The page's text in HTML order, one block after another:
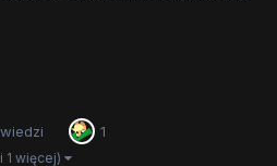
jak wyglądają ich relacje oraz
wy widzicie. Spora część fand...
1
1 więcej)